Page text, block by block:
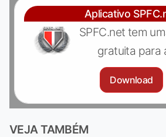
Aplicativo
SPFC.net tem
gratuita para
Download
VEJA TAMBÉM